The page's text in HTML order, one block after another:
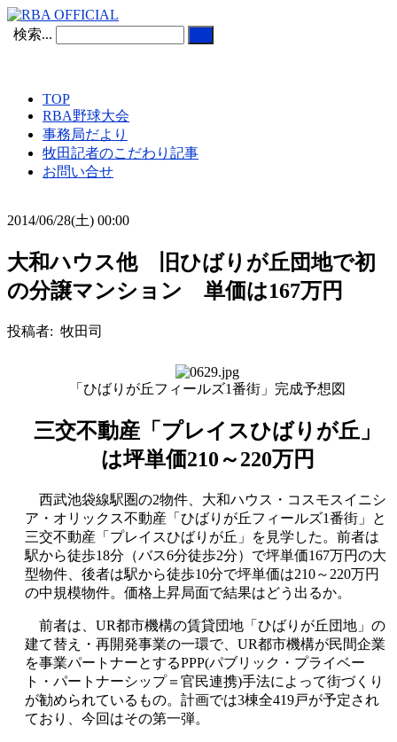
検索...
TOP
RBA野球大会
事務局だより
牧田記者のこだわり記事
お問い合せ
2014/06/28(土) 00:00
大和ハウス他 旧ひばりが丘団地で初
の分譲マンション 単価は167万円
投稿者: 牧田司
「ひばりが丘フィールズ1番街」完成予想図
三交不動産「プレイスひばりが丘」
は坪単価210～220万円
西武池袋線駅圏の2物件、大和ハウス・コスモスイニシ
ア・オリックス不動産「ひばりが丘フィールズ1番街」と
三交不動産「プレイスひばりが丘」を見学した。前者は
駅から徒歩18分（バス6分徒歩2分）で坪単価167万円の大
型物件、後者は駅から徒歩10分で坪単価は210～220万円
の中規模物件。価格上昇局面で結果はどう出るか。
前者は、UR都市機構の賃貸団地「ひばりが丘団地」の
建て替え・再開発事業の一環で、UR都市機構が民間企業
を事業パートナーとするPPP(パブリック・プライベー
ト・パートナーシップ＝官民連携)手法によって街づくり
が勧められているもの。計画では3棟全419戸が予定され
ており、今回はその第一弾。